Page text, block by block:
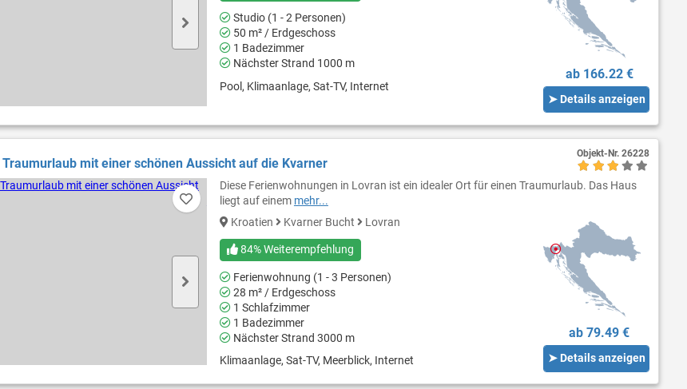
Studio (1 - 2 Personen)
50 m² / Erdgeschoss
1 Badezimmer
Nächster Strand 1000 m
Pool, Klimaanlage, Sat-TV, Internet
ab 166.22 €
➤ Details anzeigen
mit einer schönen Aussicht auf die Kvarner
Diese Ferienwohnungen in Lovran ist ein idealer Ort für einen Traumurlaub. Das Haus
liegt auf einem mehr...
Kroatien
Kvarner Bucht Lovran
84% Weiterempfehlung
Ferienwohnung (1 - 3 Personen)
28 m² / Erdgeschoss
1 Schlafzimmer
1 Badezimmer
Nächster Strand 3000 m
Klimaanlage, Sat-TV, Meerblick, Internet
ab 79.49 €
➤ Details anzeigen
Objekt-Nr. 26228